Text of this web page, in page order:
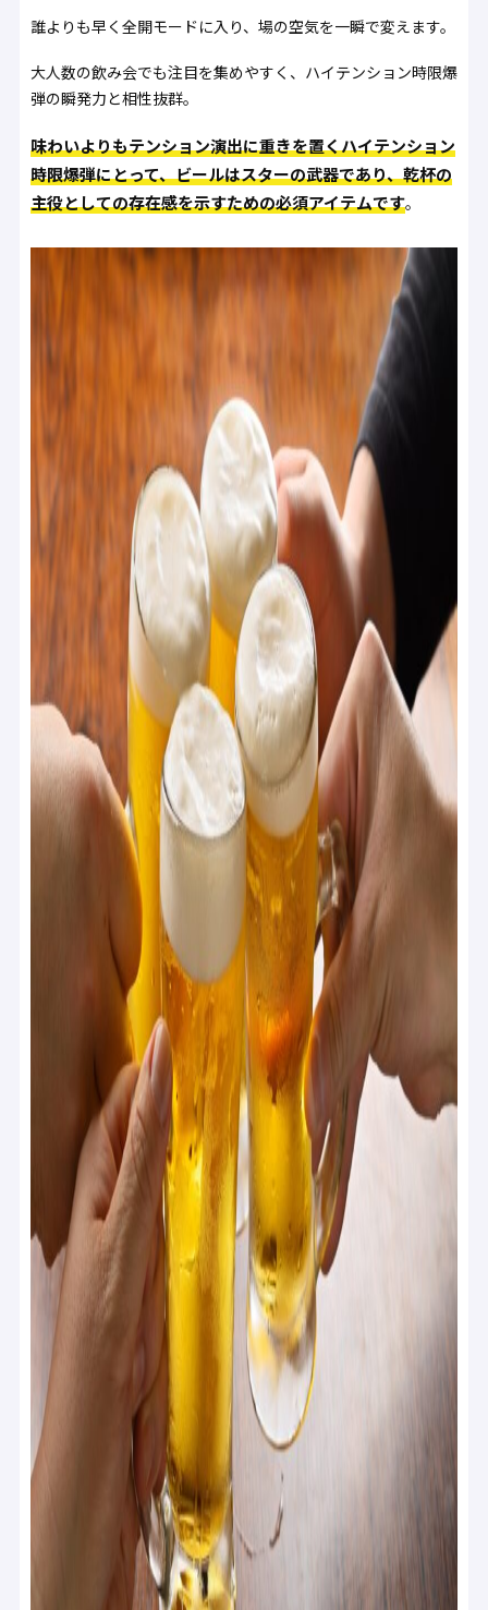
誰よりも早く全開モードに入り、場の空気を一瞬で変えます。
大人数の飲み会でも注目を集めやすく、ハイテンション時限爆
弾の瞬発力と相性抜群。
味わいよりもテンション演出に重きを置くハイテンション
時限爆弾にとって、ビールはスターの武器であり、乾杯の
主役としての存在感を示すための必須アイテムです。